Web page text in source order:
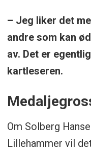
– Jeg liker det
andre som kan
av. Det er
kartleseren.
Om Solberg
Lillehammer vil